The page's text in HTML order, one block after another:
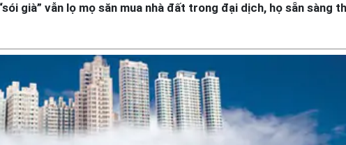
già” vẫn lọ mọ săn mua nhà đất trong đại dịch, họ sẵn sàng